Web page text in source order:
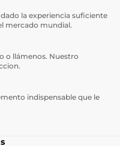
la experiencia suficiente
mercado mundial.
o llámenos. Nuestro
indispensable que le